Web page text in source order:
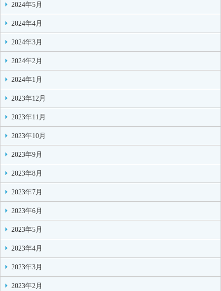
2024年5月
2024年4月
2024年3月
2024年2月
2024年1月
2023年12月
2023年11月
2023年10月
2023年9月
2023年8月
2023年7月
2023年6月
2023年5月
2023年4月
2023年3月
2023年2月